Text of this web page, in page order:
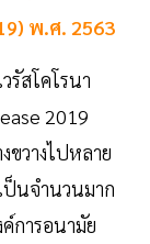
พ.ศ. 2563
รัสโคโรนา
2019
ขวางไปหลาย
ป็นจำนวนมาก
การอนามัย